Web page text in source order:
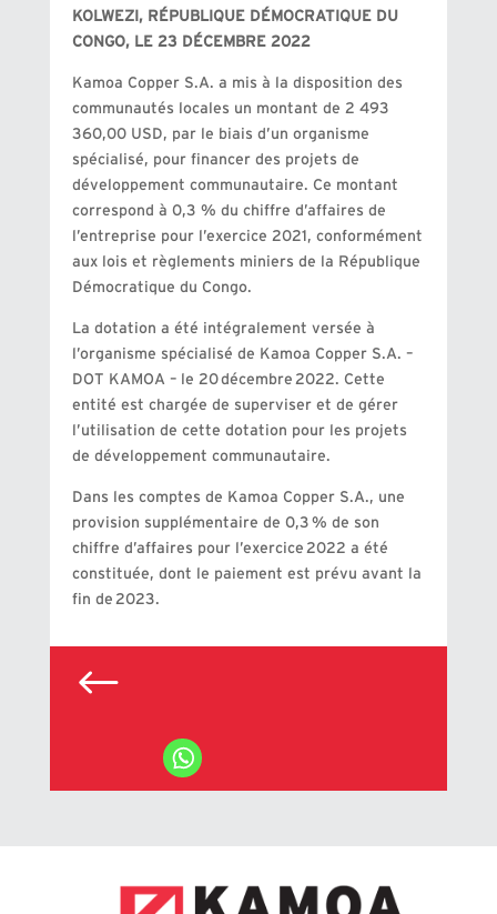
KOLWEZI, RÉPUBLIQUE DÉMOCRATIQUE DU
CONGO, LE 23 DÉCEMBRE 2022
Kamoa Copper S.A. a mis à la disposition des
communautés locales un montant de 2 493
360,00 USD, par le biais d’un organisme
spécialisé, pour financer des projets de
développement communautaire. Ce montant
correspond à 0,3 % du chiffre d’affaires de
l’entreprise pour l’exercice 2021, conformément
aux lois et règlements miniers de la République
Démocratique du Congo.
La dotation a été intégralement versée à
l’organisme spécialisé de Kamoa Copper S.A. –
DOT KAMOA – le 20 décembre 2022. Cette
entité est chargée de superviser et de gérer
l’utilisation de cette dotation pour les projets
de développement communautaire.
Dans les comptes de Kamoa Copper S.A., une
provision supplémentaire de 0,3 % de son
chiffre d’affaires pour l’exercice 2022 a été
constituée, dont le paiement est prévu avant la
fin de 2023.
#